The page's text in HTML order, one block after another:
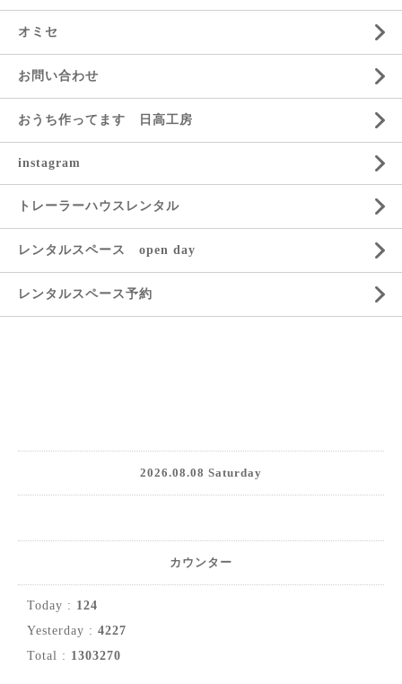
オミセ
お問い合わせ
おうち作ってます 日高工房
instagram
トレーラーハウスレンタル
レンタルスペース open day
レンタルスペース予約
2026.08.08 Saturday
カウンター
Today : 124
Yesterday : 4227
Total : 1303270